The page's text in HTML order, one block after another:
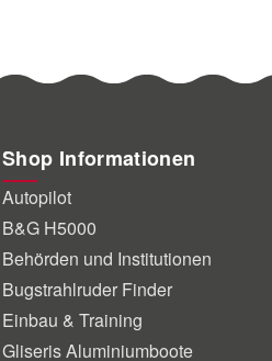
Shop Informationen
Autopilot
B&G H5000
Behörden und Institutionen
Bugstrahlruder Finder
Einbau & Training
Gliseris Aluminiumboote